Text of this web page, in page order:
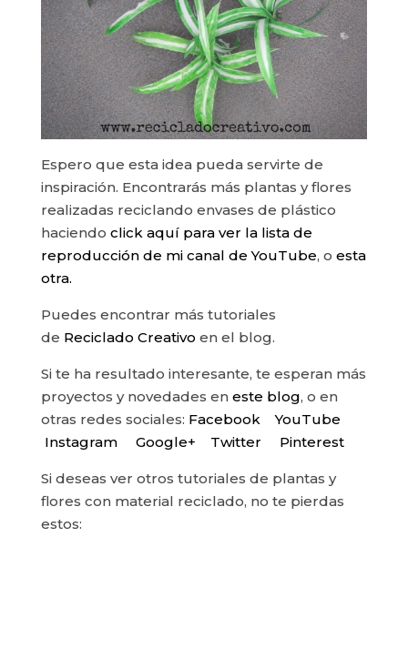
Espero que esta idea pueda servirte de
inspiración. Encontrarás más plantas y flores
realizadas reciclando envases de plástico
haciendo click aquí para ver la lista de
reproducción de mi canal de YouTube, o esta
otra.
Puedes encontrar más tutoriales
de Reciclado Creativo en el blog.
Si te ha resultado interesante, te esperan más
proyectos y novedades en este blog, o en
otras redes sociales: Facebook
YouTube
Instagram
Google+ Twitter Pinterest
Si deseas ver otros tutoriales de plantas y
flores con material reciclado, no te pierdas
estos: